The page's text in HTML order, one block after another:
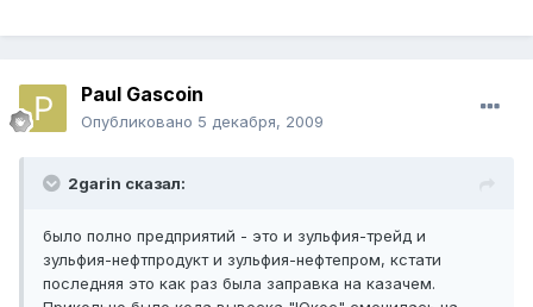
Paul Gascoin
Опубликовано 5 декабря, 2009
2garin сказал:
было полно предприятий - это и зульфия-трейд и
зульфия-нефтпродукт и зульфия-нефтепром, кстати
последняя это как раз была заправка на казачем.